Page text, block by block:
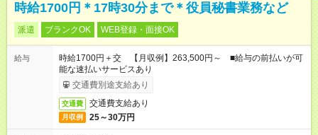
時給1700円＊17時30分まで＊役員秘書業務など
派遣 ブランクOK WEB登録・面接OK
給与
時給1700円＋交 【月収例】263,500円～ ■給与の前払いが可
能な速払いサービスあり
交通費別途支給あり
交通費 交通費支給あり
月収例 25～30万円